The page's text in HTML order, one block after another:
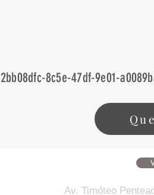
2bb08dfc-8c5e-47df-9e01-
Av. Timóteo